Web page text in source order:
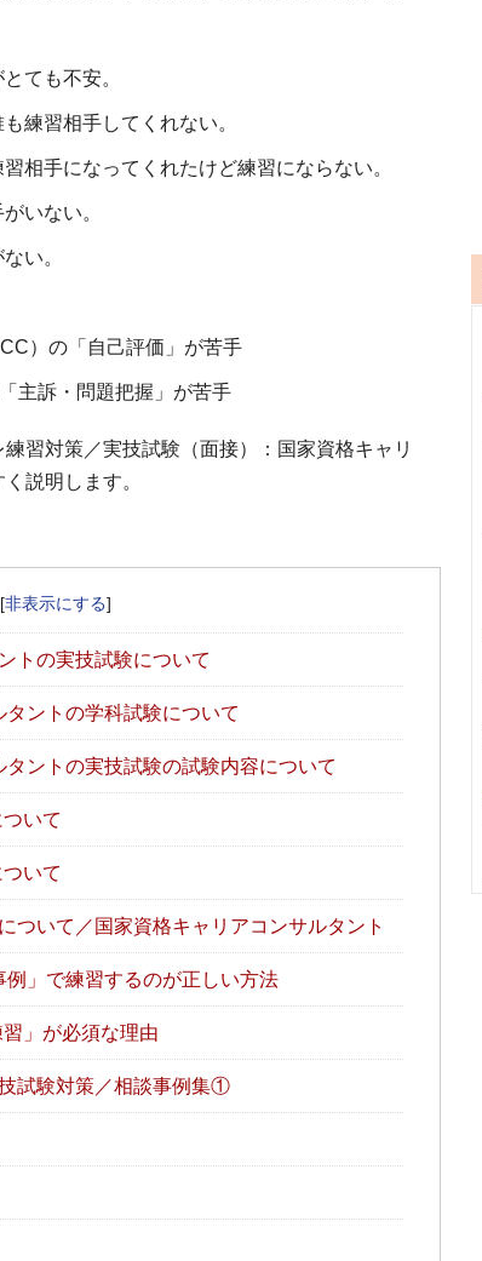
ても不安。
練習相手してくれない。
相手になってくれたけど練習にならない。
いない。
い。
）の「自己評価」が苦手
主訴・問題把握」が苦手
習対策／実技試験（面接）：国家資格キャリ
説明します。
[非表示にする]
トの実技試験について
ントの学科試験について
ントの実技試験の試験内容について
いて
いて
ついて／国家資格キャリアコンサルタント
」で練習するのが正しい方法
」が必須な理由
試験対策／相談事例集①